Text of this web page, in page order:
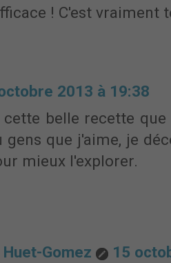
! C'est vraiment
2013 à 19:38
belle recette
gens que j'aime, je
mieux l'explorer.
Gomez
15